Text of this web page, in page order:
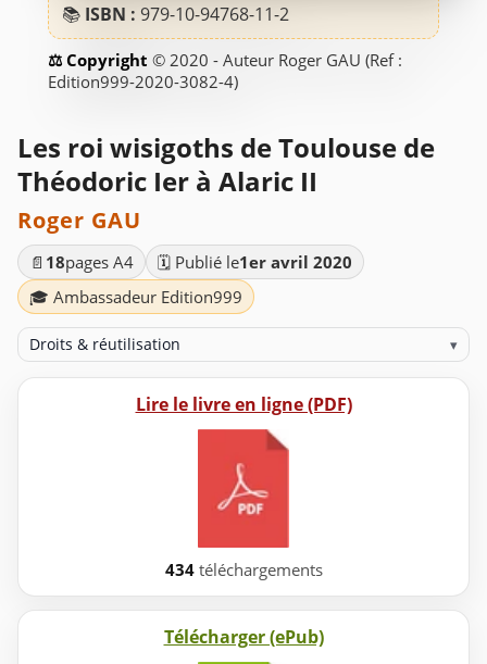
📚 ISBN : 979-10-94768-11-2
© 2020 - Auteur Roger GAU (Ref :
Edition999-2020-3082-4)
Les roi wisigoths de Toulouse de
Théodoric Ier à Alaric II
Roger GAU
📄 18pages A4 🗓️ Publié le1er avril 2020
🎓 Ambassadeur Edition999
Droits & réutilisation ▾
Lire le livre en ligne (PDF)
434téléchargements
Télécharger (ePub)